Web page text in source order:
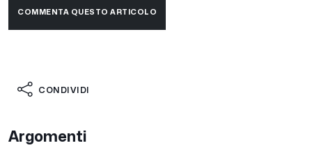
COMMENTA QUESTO ARTICOLO
CONDIVIDI
Argomenti